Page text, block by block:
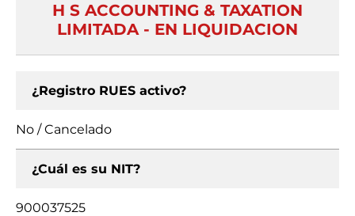
H S ACCOUNTING & TAXATION
LIMITADA - EN LIQUIDACION
¿Registro RUES activo?
No / Cancelado
¿Cuál es su NIT?
900037525